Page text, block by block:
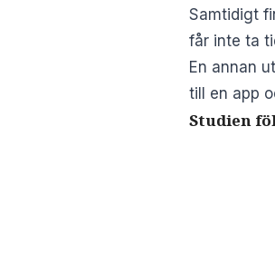
Samtidigt
får inte ta
En annan
till en app
Studien